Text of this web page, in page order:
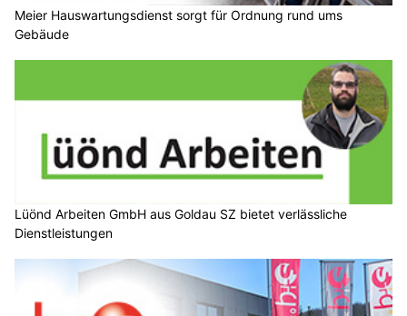
Meier Hauswartungsdienst sorgt für Ordnung rund ums
Gebäude
Lüönd Arbeiten GmbH aus Goldau SZ bietet verlässliche
Dienstleistungen